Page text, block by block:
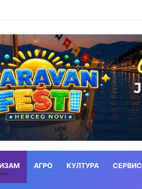
АГРО КУЛТУРА СЕРВИС